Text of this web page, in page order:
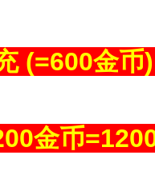
(=600金币)
金币